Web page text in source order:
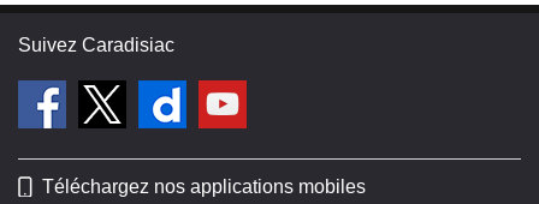
Suivez Caradisiac
Téléchargez nos applications mobiles